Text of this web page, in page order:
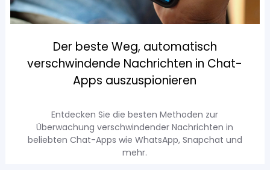
Der beste Weg, automatisch
verschwindende Nachrichten in Chat-
Apps auszuspionieren
Entdecken Sie die besten Methoden zur
Überwachung verschwindender Nachrichten in
beliebten Chat-Apps wie WhatsApp, Snapchat und
mehr.